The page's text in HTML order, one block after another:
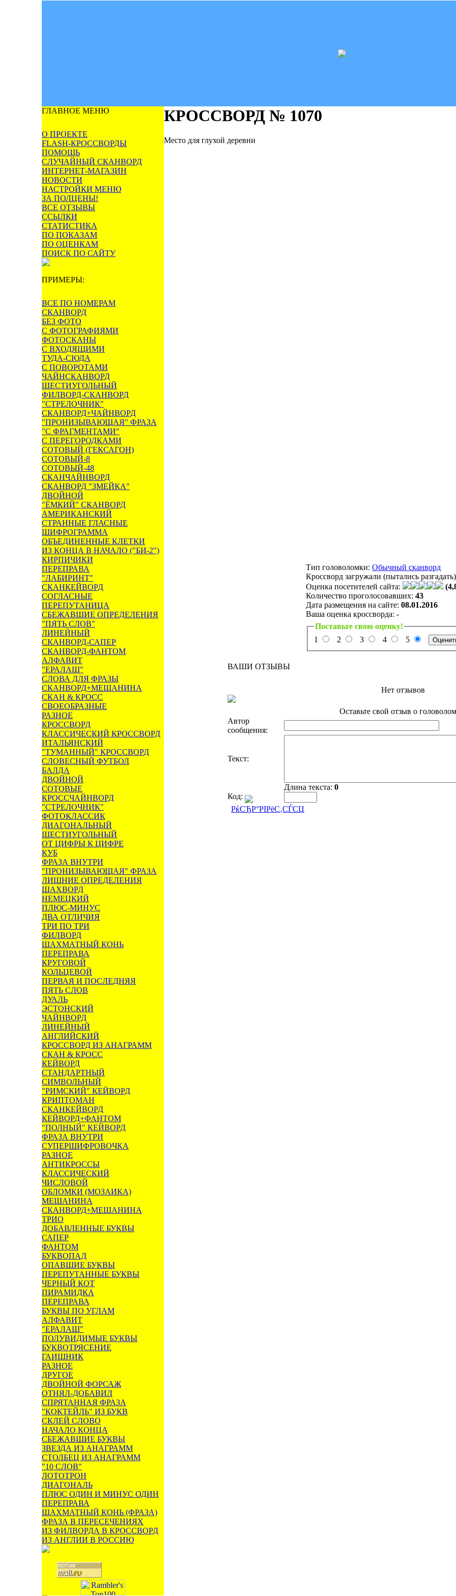
ГЛАВНОЕ МЕНЮ
О ПРОЕКТЕ
FLASH-КРОССВОРДЫ
ПОМОЩЬ
СЛУЧАЙНЫЙ СКАНВОРД
ИНТЕРНЕТ-МАГАЗИН
НОВОСТИ
НАСТРОЙКИ МЕНЮ
ЗА ПОЛЦЕНЫ!
ВСЕ ОТЗЫВЫ
ССЫЛКИ
СТАТИСТИКА
ПО ПОКАЗАМ
ПО ОЦЕНКАМ
ПОИСК ПО САЙТУ
ПРИМЕРЫ:
ВСЕ ПО НОМЕРАМ
СКАНВОРД
БЕЗ ФОТО
С ФОТОГРАФИЯМИ
ФОТОСКАНЫ
С ВХОДЯЩИМИ
ТУДА-СЮДА
С ПОВОРОТАМИ
ЧАЙНСКАНВОРД
ШЕСТИУГОЛЬНЫЙ
ФИЛВОРД-СКАНВОРД
"СТРЕЛОЧНИК"
СКАНВОРД+ЧАЙНВОРД
"ПРОНИЗЫВАЮЩАЯ" ФРАЗА
"С ФРАГМЕНТАМИ"
С ПЕРЕГОРОДКАМИ
СОТОВЫЙ (ГЕКСАГОН)
СОТОВЫЙ-8
СОТОВЫЙ-48
СКАНЧАЙНВОРД
СКАНВОРД "ЗМЕЙКА"
ДВОЙНОЙ
"ЁМКИЙ" СКАНВОРД
АМЕРИКАНСКИЙ
СТРАННЫЕ ГЛАСНЫЕ
ШИФРОГРАММА
ОБЪЕДИНЕННЫЕ КЛЕТКИ
ИЗ КОНЦА В НАЧАЛО ("БИ-2")
КИРПИЧИКИ
ПЕРЕПРАВА
"ЛАБИРИНТ"
СКАНКЕЙВОРД
СОГЛАСНЫЕ
ПЕРЕПУТАНИЦА
СБЕЖАВШИЕ ОПРЕДЕЛЕНИЯ
"ПЯТЬ СЛОВ"
ЛИНЕЙНЫЙ
СКАНВОРД-САПЕР
СКАНВОРД-ФАНТОМ
АЛФАВИТ
"ЕРАЛАШ"
СЛОВА ДЛЯ ФРАЗЫ
СКАНВОРД+МЕШАНИНА
СКАН & КРОСС
СВОЕОБРАЗНЫЕ
РАЗНОЕ
КРОССВОРД
КЛАССИЧЕСКИЙ КРОССВОРД
ИТАЛЬЯНСКИЙ
"ТУМАННЫЙ" КРОССВОРД
СЛОВЕСНЫЙ ФУТБОЛ
БАЛДА
ДВОЙНОЙ
СОТОВЫЕ
КРОССЧАЙНВОРД
"СТРЕЛОЧНИК"
ФОТОКЛАССИК
ДИАГОНАЛЬНЫЙ
ШЕСТИУГОЛЬНЫЙ
ОТ ЦИФРЫ К ЦИФРЕ
КУБ
ФРАЗА ВНУТРИ
"ПРОНИЗЫВАЮЩАЯ" ФРАЗА
ЛИШНИЕ ОПРЕДЕЛЕНИЯ
ШАХВОРД
НЕМЕЦКИЙ
ПЛЮС-МИНУС
ДВА ОТЛИЧИЯ
ТРИ ПО ТРИ
ФИЛВОРД
ШАХМАТНЫЙ КОНЬ
ПЕРЕПРАВА
КРУГОВОЙ
КОЛЬЦЕВОЙ
ПЕРВАЯ И ПОСЛЕДНЯЯ
ПЯТЬ СЛОВ
ДУАЛЬ
ЭСТОНСКИЙ
ЧАЙНВОРД
ЛИНЕЙНЫЙ
АНГЛИЙСКИЙ
КРОССВОРД ИЗ АНАГРАММ
СКАН & КРОСС
КЕЙВОРД
СТАНДАРТНЫЙ
СИМВОЛЬНЫЙ
"РИМСКИЙ" КЕЙВОРД
КРИПТОМАН
СКАНКЕЙВОРД
КЕЙВОРД+ФАНТОМ
"ПОЛНЫЙ" КЕЙВОРД
ФРАЗА ВНУТРИ
СУПЕРШИФРОВОЧКА
РАЗНОЕ
АНТИКРОССЫ
КЛАССИЧЕСКИЙ
ЧИСЛОВОЙ
ОБЛОМКИ (МОЗАИКА)
МЕШАНИНА
СКАНВОРД+МЕШАНИНА
ТРИО
ДОБАВЛЕННЫЕ БУКВЫ
САПЕР
ФАНТОМ
БУКВОПАД
ОПАВШИЕ БУКВЫ
ПЕРЕПУТАННЫЕ БУКВЫ
ЧЕРНЫЙ КОТ
ПИРАМИДКА
ПЕРЕПРАВА
БУКВЫ ПО УГЛАМ
АЛФАВИТ
"ЕРАЛАШ"
ПОЛУВИДИМЫЕ БУКВЫ
БУКВОТРЯСЕНИЕ
ГАИШНИК
РАЗНОЕ
ДРУГОЕ
ДВОЙНОЙ ФОРСАЖ
ОТНЯЛ-ДОБАВИЛ
СПРЯТАННАЯ ФРАЗА
"КОКТЕЙЛЬ" ИЗ БУКВ
СКЛЕЙ СЛОВО
НАЧАЛО КОНЦА
СБЕЖАВШИЕ БУКВЫ
ЗВЕЗДА ИЗ АНАГРАММ
СТОЛБЕЦ ИЗ АНАГРАММ
"10 СЛОВ"
ЛОТОТРОН
ДИАГОНАЛЬ
ПЛЮС ОДИН И МИНУС ОДИН
ПЕРЕПРАВА
ШАХМАТНЫЙ КОНЬ (ФРАЗА)
ФРАЗА В ПЕРЕСЕЧЕНИЯХ
ИЗ ФИЛВОРДА В КРОССВОРД
ИЗ АНГЛИИ В РОССИЮ
КРОССВОРД № 1070
Место для глухой деревни
Тип головоломки: Обычный сканворд
Кроссворд загружали (пытались
Оценка посетителей сайта:
Количество проголосовавших: 43
Дата размещения на сайте: 08.01.2016
Ваша оценка кроссворда: -
Поставьте свою оценку!
1
2 3 4 5
ВАШИ ОТЗЫВЫ
Нет отзывов
Оставьте свой отзыв о
Автор
сообщения:
Текст:
Длина текста: 0
Код:
РќСЂР°РІРёС‚СЃСЏ